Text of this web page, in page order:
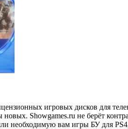
игровых дисков для
Showgames.ru не берёт
необходимую вам игры БУ для